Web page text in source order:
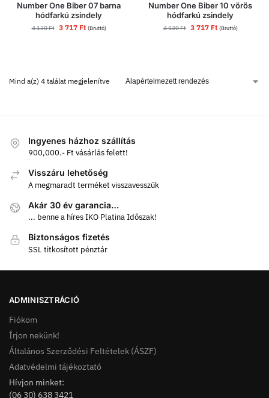
Number One Biber 07 barna
hódfarkú zsindely
4 130Ft 3 717 Ft (Bruttó)
Number One Biber 10 vörös
hódfarkú zsindely
4 130Ft 3 717 Ft (Bruttó)
Mind a(z) 4 találat megjelenítve
Ingyenes házhoz szállítás
900,000.- Ft vásárlás felett!
Visszáru lehetőség
A megmaradt terméket visszavesszük
Akár 30 év garancia…
... benne a híres IKO Platina Időszak!
Biztonságos fizetés
SSL titkosított pénztár
ADMINISZTRÁCIÓ
Fiókom
Írjon nekünk!
Általános Szerződési Feltételek (ÁSZF)
Adatvédelmi tájékoztató
Hívjon minket:
(06 30) 638 3421